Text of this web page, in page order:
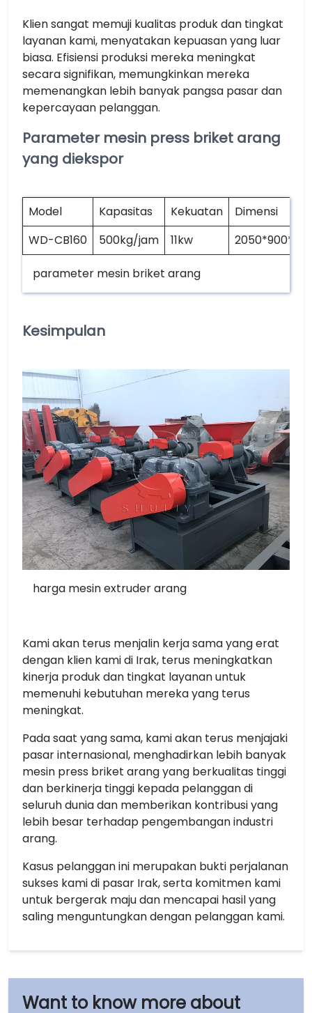
Klien sangat memuji kualitas produk dan tingkat
layanan kami, menyatakan kepuasan yang luar
biasa. Efisiensi produksi mereka meningkat
secara signifikan, memungkinkan mereka
memenangkan lebih banyak pangsa pasar dan
kepercayaan pelanggan.
Parameter mesin press briket arang
yang diekspor
Model Kapasitas Kekuatan
Dimensi
WD-CB160
500kg/jam 11kw
parameter mesin briket arang
Kesimpulan
harga mesin extruder arang
Kami akan terus menjalin kerja sama yang erat
dengan klien kami di Irak, terus meningkatkan
kinerja produk dan tingkat layanan untuk
memenuhi kebutuhan mereka yang terus
meningkat.
Pada saat yang sama, kami akan terus menjajaki
pasar internasional, menghadirkan lebih banyak
mesin press briket arang yang berkualitas tinggi
dan berkinerja tinggi kepada pelanggan di
seluruh dunia dan memberikan kontribusi yang
lebih besar terhadap pengembangan industri
arang.
Kasus pelanggan ini merupakan bukti perjalanan
sukses kami di pasar Irak, serta komitmen kami
untuk bergerak maju dan mencapai hasil yang
saling menguntungkan dengan pelanggan kami.